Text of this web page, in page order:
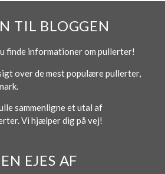
TIL BLOGGEN
finde informationer om pullerter!
over de mest populære pullerter,
sammenligne et utal af
Vi hjælper dig på vej!
EJES AF